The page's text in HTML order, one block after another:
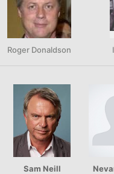
Roger Donaldson
Sam Neill